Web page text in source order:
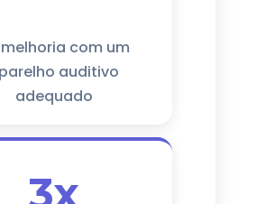
com um
auditivo
adequado
3x